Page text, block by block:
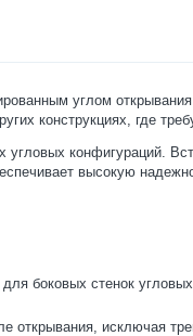
углом
конструкциях, где
конфигураций.
высокую
боковых стенок
исключая